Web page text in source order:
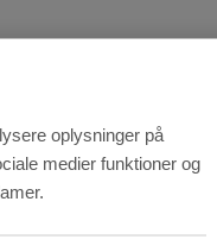
, så
herunder.
oplysninger på
medier funktioner og